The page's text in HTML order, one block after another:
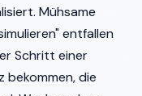
Mühsame
entfallen
Schritt einer
bekommen, die